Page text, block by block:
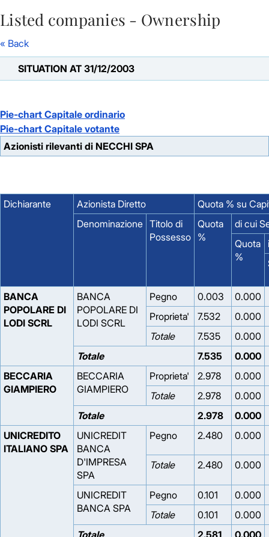
Skip to Main Content
Listed companies - Ownership
« Back
SITUATION AT 31/12/2003
Pie-chart Capitale ordinario
Pie-chart Capitale votante
Azionisti rilevanti di NECCHI SPA
Dichiarante Azionista Diretto
Quota % su
Denominazione Titolo di
Possesso
Quota
%
di cui
Quota
%
BANCA
POPOLARE DI
LODI SCRL
BANCA
POPOLARE DI
LODI SCRL
Pegno 0.003
0.000
Proprieta'
7.532
0.000
Totale
7.535
0.000
Totale
7.535
0.000
BECCARIA
GIAMPIERO
BECCARIA
GIAMPIERO
Proprieta' 2.978
0.000
Totale
2.978
0.000
Totale
2.978
0.000
UNICREDITO
ITALIANO SPA
UNICREDIT
BANCA
D'IMPRESA
SPA
Pegno 2.480 0.000
Totale 2.480 0.000
UNICREDIT
BANCA SPA
Pegno 0.101
0.000
Totale
0.101
0.000
Totale
2.581
0.000